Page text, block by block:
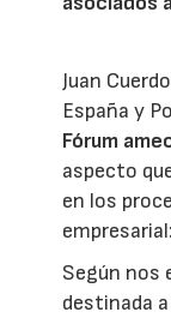
Juan
España y
Fórum
aspecto
en los
Según nos
destinada